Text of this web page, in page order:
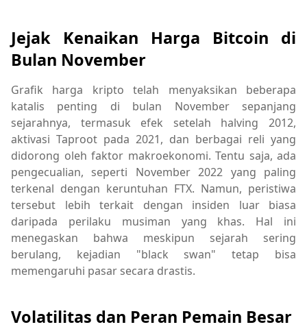
Jejak Kenaikan Harga Bitcoin di
Bulan November
Grafik harga kripto telah menyaksikan beberapa
katalis penting di bulan November sepanjang
sejarahnya, termasuk efek setelah halving 2012,
aktivasi Taproot pada 2021, dan berbagai reli yang
didorong oleh faktor makroekonomi. Tentu saja, ada
pengecualian, seperti November 2022 yang paling
terkenal dengan keruntuhan FTX. Namun, peristiwa
tersebut lebih terkait dengan insiden luar biasa
daripada perilaku musiman yang khas. Hal ini
menegaskan bahwa meskipun sejarah sering
berulang, kejadian "black swan" tetap bisa
memengaruhi pasar secara drastis.
Volatilitas dan Peran Pemain Besar